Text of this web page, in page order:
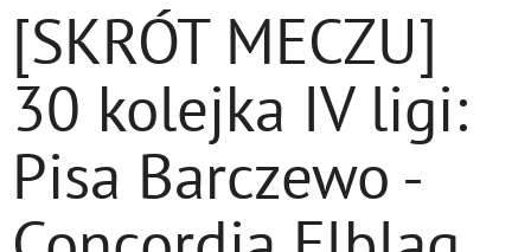
[SKRÓT MECZU]
30 kolejka IV ligi:
Pisa Barczewo -